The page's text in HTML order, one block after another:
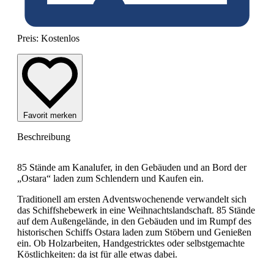
Preis: Kostenlos
Favorit merken
Beschreibung
85 Stände am Kanalufer, in den Gebäuden und an Bord der
„Ostara“ laden zum Schlendern und Kaufen ein.
Traditionell am ersten Adventswochenende verwandelt sich
das Schiffshebewerk in eine Weihnachtslandschaft. 85 Stände
auf dem Außengelände, in den Gebäuden und im Rumpf des
historischen Schiffs Ostara laden zum Stöbern und Genießen
ein. Ob Holzarbeiten, Handgestricktes oder selbstgemachte
Köstlichkeiten: da ist für alle etwas dabei.